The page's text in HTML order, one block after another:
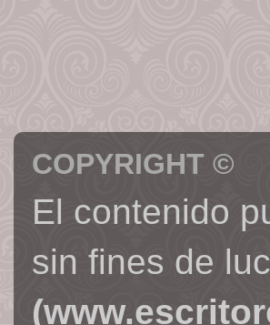
COPYRIGHT ©
El contenido
sin fines de